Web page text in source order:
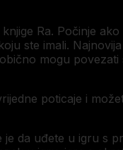
Ra. Počinje
ste imali.
mogu povezati
poticaje i
je da uđete u igru ​​s